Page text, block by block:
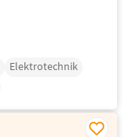
Elektrotechnik